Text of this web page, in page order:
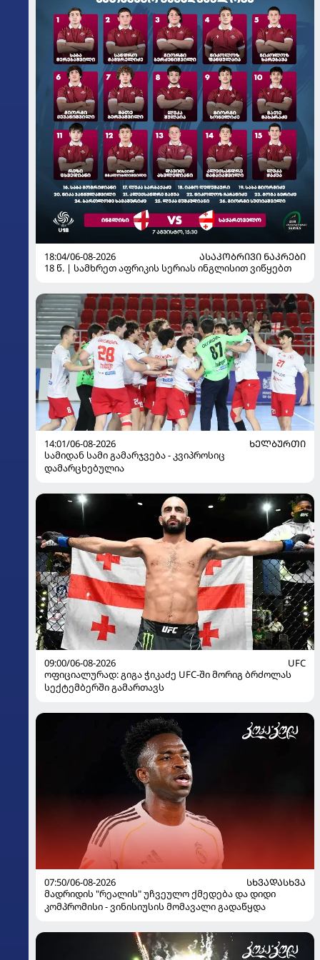
18:04/06-08-2026
ᲐᲡᲐᲙᲝᲑᲠᲘᲕᲘ ᲜᲐᲙᲠᲔᲑᲘ
18 წ. | სამხრეთ აფრიკის სერიას ინგლისით ვიწყებთ
14:01/06-08-2026
ᲮᲔᲚᲑᲣᲠᲗᲘ
სამიდან სამი გამარჯვება - კვიპროსიც
დამარცხებულია
09:00/06-08-2026
UFC
ოფიციალურად: გიგა ჭიკაძე UFC-ში მორიგ ბრძოლას
სექტემბერში გამართავს
07:50/06-08-2026
ᲡᲮᲕᲐᲓᲐᲡᲮᲕᲐ
მადრიდის "რეალის" უჩვეულო ქმედება და დიდი
კომპრომისი - ვინისიუსის მომავალი გადაწყდა